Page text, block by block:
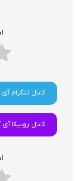
کانال تلگرام آی
کانال روبیکا آی